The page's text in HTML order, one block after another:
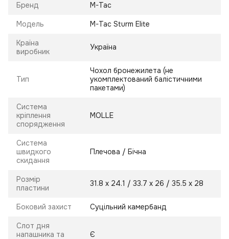
Бренд M-Tac
Модель M-Tac Sturm Elite
Країна
виробник
Україна
Тип
Чохол бронежилета (не
укомплектований балістичними
пакетами)
Система
кріплення
спорядження
MOLLE
Система
швидкого
скидання
Плечова / Бічна
Розмір
пластини
31.8 х 24.1 / 33.7 х 26 / 35.5 х 28
Боковий захист Суцільний камербанд
Слот дня
напашника та
Є